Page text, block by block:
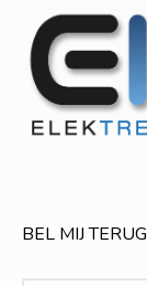
BEL MIJ TERUG